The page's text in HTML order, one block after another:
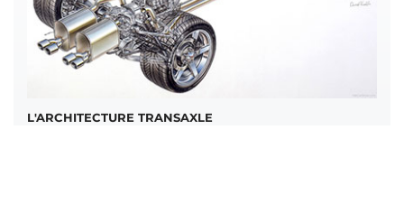
L'ARCHITECTURE TRANSAXLE